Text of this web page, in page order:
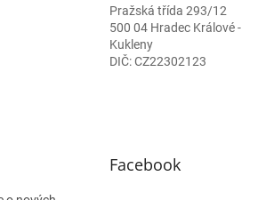
Pražská třída 293/12
500 04 Hradec Králové -
Kukleny
DIČ: CZ22302123
Facebook